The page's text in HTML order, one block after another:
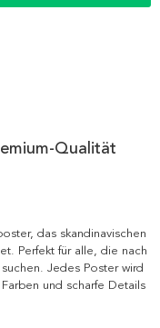
Qualität
das skandinavischen
Perfekt für alle, die nach
Jedes Poster wird
und scharfe Details